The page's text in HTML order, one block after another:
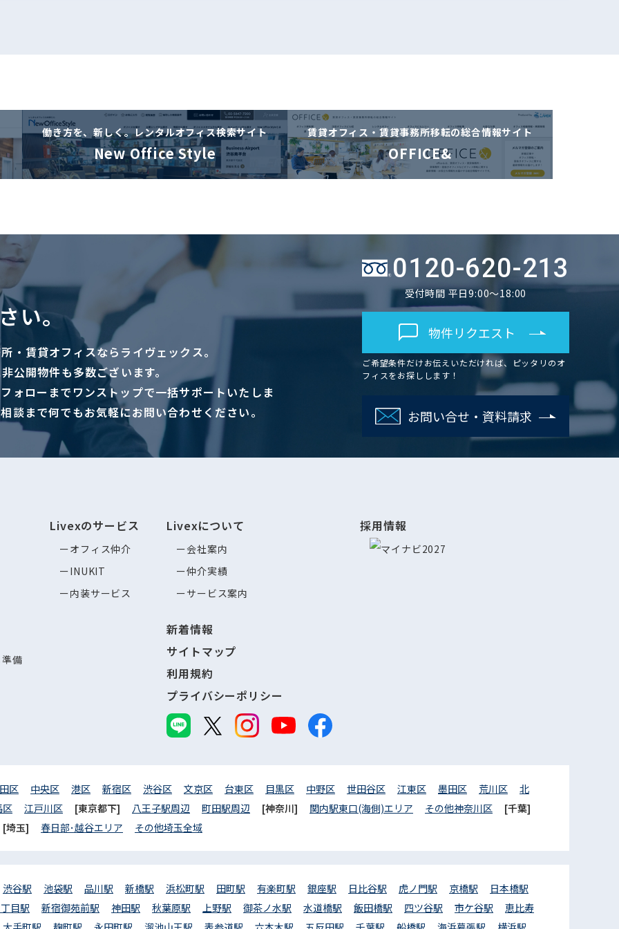
働き方を、新しく。レンタルオフィス検索サイト
New Office Style
賃貸オフィス・賃貸事務所移転の総合情報サイト
OFFICE&
い。
・賃貸オフィスならライヴェックス。
公開物件も多数ございます。
ォローまでワンストップで一括サポートいたしま
談まで何でもお気軽にお問い合わせください。
0120-620-213
受付時間 平日9:00～18:00
物件リクエスト
ご希望条件だけお伝えいただければ、ピッタリのオ
フィスをお探しします！
お問い合せ・資料請求
備
Livexのサービス
オフィス仲介
INUKIT
内装サービス
Livexについて
会社案内
仲介実績
サービス案内
新着情報
サイトマップ
利用規約
プライバシーポリシー
採用情報
区 中央区 港区 新宿区 渋谷区 文京区 台東区 目黒区 中野区 世田谷区 江東区 墨田区 荒川区
北
区
江戸川区 [東京都下] 八王子駅周辺 町田駅周辺 [神奈川] 関内駅東口(海側)エリア その他神奈川区
[千葉]
[埼玉] 春日部･越谷エリア その他埼玉全域
渋谷駅 池袋駅 品川駅 新橋駅 浜松町駅 田町駅 有楽町駅 銀座駅 日比谷駅 虎ノ門駅 京橋駅
日本橋駅
目駅
新宿御苑前駅 神田駅 秋葉原駅 上野駅 御茶ノ水駅 水道橋駅 飯田橋駅 四ツ谷駅 市ケ谷駅
恵比寿